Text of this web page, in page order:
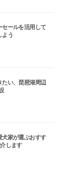
ールを活用して
よう
たい、琵琶湖周辺
家が選ぶおすす
します